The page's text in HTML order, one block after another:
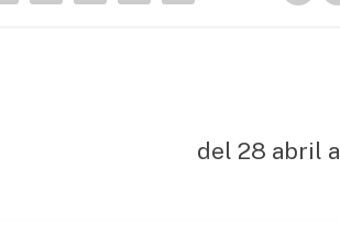
del 28 abril